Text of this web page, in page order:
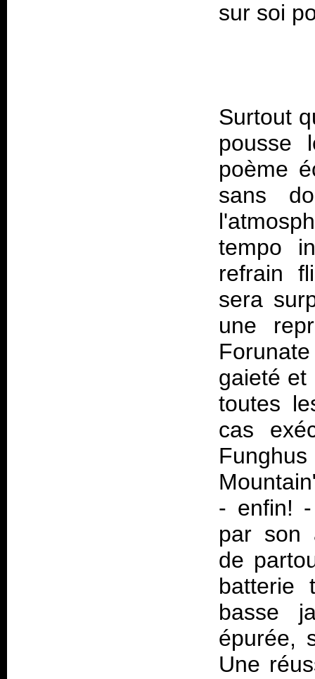
Surtout
pousse
poème
sans
tempo
refrain
sera
une
gaieté et
toutes
cas
- enfin!
par son
de
batterie
basse
épurée,
Une